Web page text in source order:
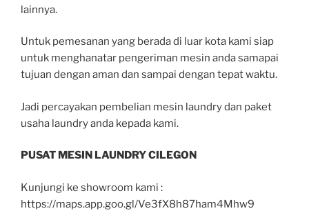
lainnya.
Untuk pemesanan yang berada di luar kota kami siap
untuk menghanatar pengeriman mesin anda samapai
tujuan dengan aman dan sampai dengan tepat waktu.
Jadi percayakan pembelian mesin laundry dan paket
usaha laundry anda kepada kami.
PUSAT MESIN LAUNDRY CILEGON
Kunjungi ke showroom kami :
https://maps.app.goo.gl/Ve3fX8h87ham4Mhw9